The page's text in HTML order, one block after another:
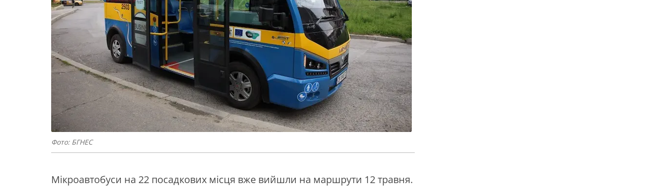
Фото: БГНЕС
Мікроавтобуси на 22 посадкових місця вже вийшли на маршрути 12 травня.